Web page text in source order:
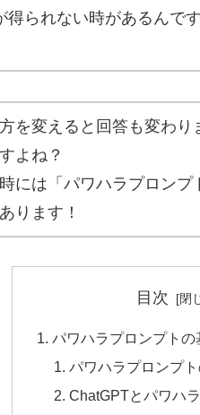
得られない時があるんで
を変えると回答も変わ
よね？
には「パワハラプロン
ります！
目次
パワハラプロンプトの
パワハラプロンプ
ChatGPTとパワハ